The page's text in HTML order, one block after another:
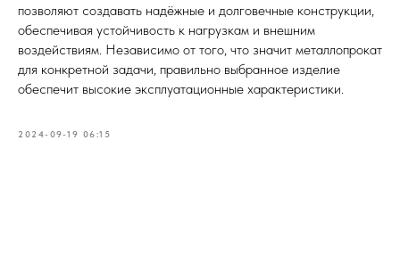
позволяют создавать надёжные и долговечные конструкции,
обеспечивая устойчивость к нагрузкам и внешним
воздействиям. Независимо от того, что значит металлопрокат
для конкретной задачи, правильно выбранное изделие
обеспечит высокие эксплуатационные характеристики.
2024-09-19 06:15